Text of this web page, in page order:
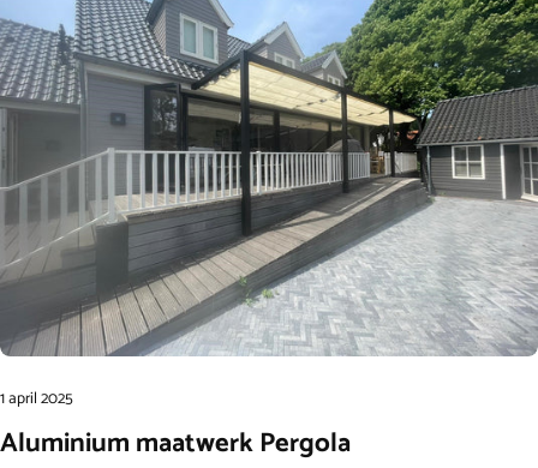
1 april 2025
Aluminium maatwerk Pergola